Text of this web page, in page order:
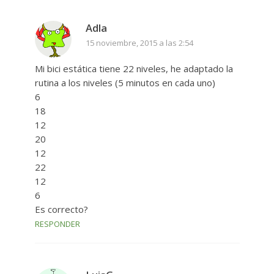
Adla
15 noviembre, 2015 a las 2:54
Mi bici estática tiene 22 niveles, he adaptado la
rutina a los niveles (5 minutos en cada uno)
6
18
12
20
12
22
12
6
Es correcto?
RESPONDER